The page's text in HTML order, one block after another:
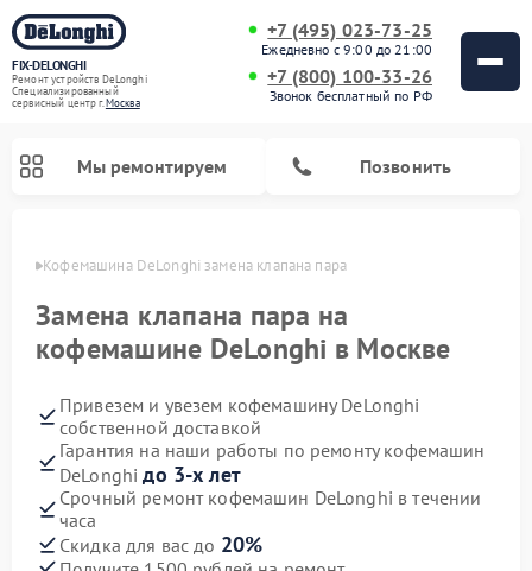
FIX-DELONGHI
Ремонт устройств DeLonghi
Специализированный
cервисный центр г.Москва
+7 (495) 023-73-25
Ежедневно с 9:00 до 21:00
+7 (800) 100-33-26
Звонок бесплатный по РФ
Мы ремонтируем Позвонить
Кофемашина DeLonghi замена клапана пара
Замена клапана пара на
кофемашине DeLonghi в Москве
Привезем и увезем кофемашину DeLonghi
собственной доставкой
Гарантия на наши работы по ремонту кофемашин
DeLonghiдо 3-х лет
Срочный ремонт кофемашин DeLonghi в течении
часа
Скидка для вас до 20%